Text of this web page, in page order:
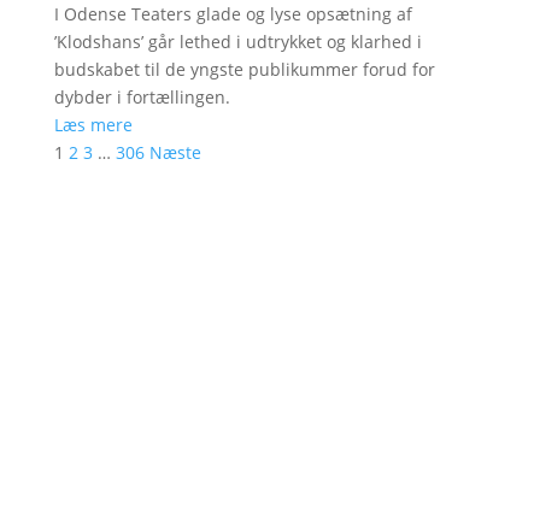
I Odense Teaters glade og lyse opsætning af
’Klodshans’ går lethed i udtrykket og klarhed i
budskabet til de yngste publikummer forud for
dybder i fortællingen.
Læs mere
1 2 3 … 306 Næste